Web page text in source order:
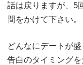
話は戻りますが、5
間をかけて下さい。
どんなにデートが
告白のタイミング